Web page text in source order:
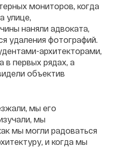
мониторов, когда
улице,
наняли адвоката,
удаления фотографий.
архитекторами,
в первых рядах, а
объектив
мы его
мы
мы могли радоваться
и когда мы